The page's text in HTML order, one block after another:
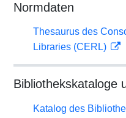
Normdaten
Thesaurus des
Libraries (CERL)
Bibliothekskataloge
Katalog des